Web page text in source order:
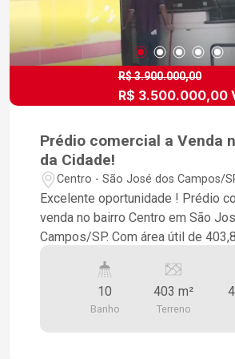
R$ 3.900.000,00
R$ 3.500.000,00
Prédio comercial a Venda
da Cidade!
Centro - São José dos Campos/
Excelente oportunidade ! Prédio comercial a
venda no bairro Centro em São
Campos/SP. Com área útil de
para quem busca um espaço
localizado para o seu negócio. O prédio possui
área construída de403,80m², o
10
Banho
403 m²
Terreno